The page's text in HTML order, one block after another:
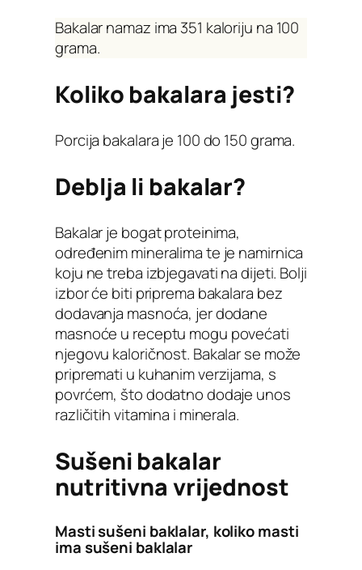
Bakalar namaz ima 351 kaloriju na 100
grama.
Koliko bakalara jesti?
Porcija bakalara je 100 do 150 grama.
Deblja li bakalar?
Bakalar je bogat proteinima,
određenim mineralima te je namirnica
koju ne treba izbjegavati na dijeti. Bolji
izbor će biti priprema bakalara bez
dodavanja masnoća, jer dodane
masnoće u receptu mogu povećati
njegovu kaloričnost. Bakalar se može
pripremati u kuhanim verzijama, s
povrćem, što dodatno dodaje unos
različitih vitamina i minerala.
Sušeni bakalar
nutritivna vrijednost
Masti sušeni baklalar, koliko masti
ima sušeni baklalar